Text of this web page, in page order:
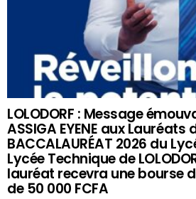
LOLODORF : Message
ASSIGA EYENE aux Lauréats
BACCALAURÉAT 2026 du
Lycée Technique de
lauréat recevra une bourse
de 50 000 FCFA